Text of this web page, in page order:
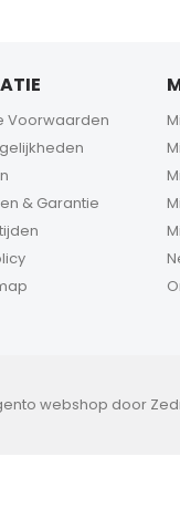
Voorwaarden
& Garantie
webshop door